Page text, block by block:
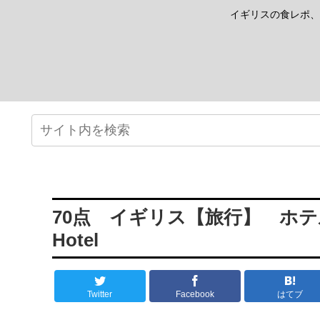
イギリスの食レポ
70点 イギリス【旅行】 ホ
Hotel
Twitter Facebook はてブ